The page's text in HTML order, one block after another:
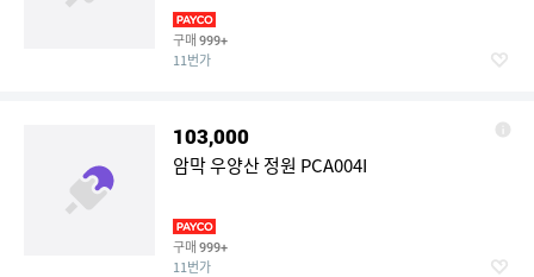
구매 999+
11번가
103,000
암막 우양산 정원 PCA004I
구매 999+
11번가